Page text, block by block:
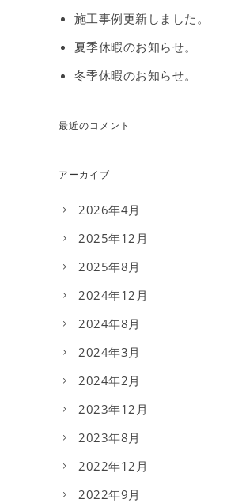
施工事例更新しました。
夏季休暇のお知らせ。
冬季休暇のお知らせ。
最近のコメント
アーカイブ
2026年4月
2025年12月
2025年8月
2024年12月
2024年8月
2024年3月
2024年2月
2023年12月
2023年8月
2022年12月
2022年9月